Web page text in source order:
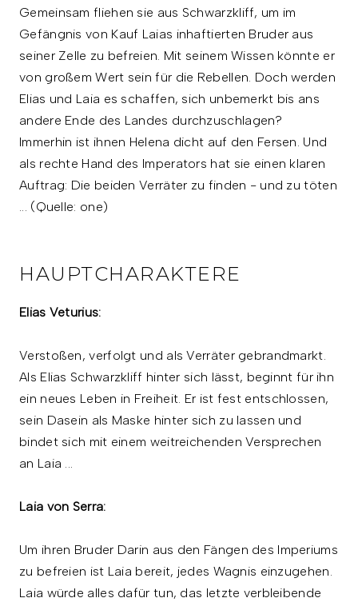
Gemeinsam fliehen sie aus Schwarzkliff, um im
Gefängnis von Kauf Laias inhaftierten Bruder aus
seiner Zelle zu befreien. Mit seinem Wissen könnte er
von großem Wert sein für die Rebellen. Doch werden
Elias und Laia es schaffen, sich unbemerkt bis ans
andere Ende des Landes durchzuschlagen?
Immerhin ist ihnen Helena dicht auf den Fersen. Und
als rechte Hand des Imperators hat sie einen klaren
Auftrag: Die beiden Verräter zu finden - und zu töten
... (Quelle: one)
HAUPTCHARAKTERE
Elias Veturius:
Verstoßen, verfolgt und als Verräter gebrandmarkt.
Als Elias Schwarzkliff hinter sich lässt, beginnt für ihn
ein neues Leben in Freiheit. Er ist fest entschlossen,
sein Dasein als Maske hinter sich zu lassen und
bindet sich mit einem weitreichenden Versprechen
an Laia ...
Laia von Serra:
Um ihren Bruder Darin aus den Fängen des Imperiums
zu befreien ist Laia bereit, jedes Wagnis einzugehen.
Laia würde alles dafür tun, das letzte verbleibende